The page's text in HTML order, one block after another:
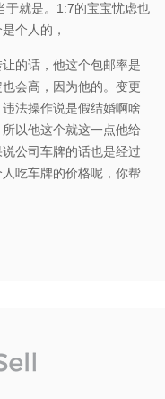
于就是。1:7的宝宝忧虑也
个人的，
的话，他这个包邮率是
会高，因为他的。变更
法操作说是假结婚啊啥
以他这个就这一点他给
公司车牌的话也是经过
吃车牌的价格呢，你帮